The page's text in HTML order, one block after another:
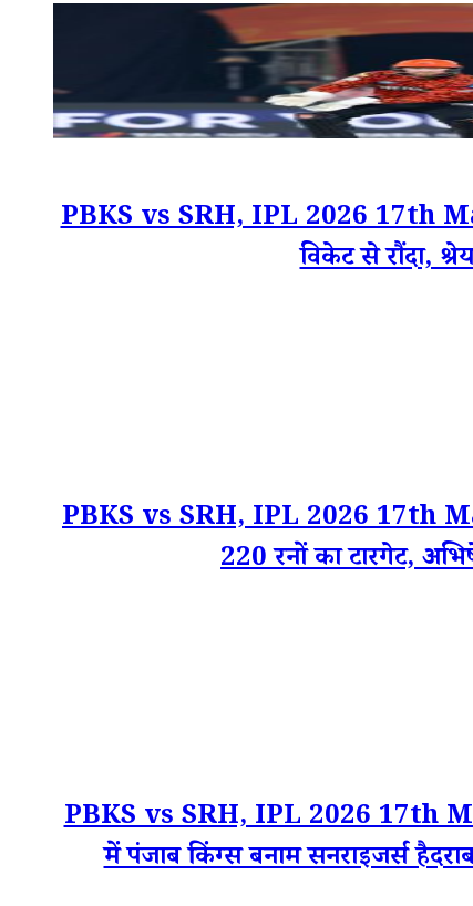
PBKS vs SRH, IPL 2026 17th
विकेट से रौंदा,
PBKS vs SRH, IPL 2026 17th
220 रनों का टारगेट,
PBKS vs SRH, IPL 2026 17th
में पंजाब किंग्स बनाम सनराइजर्स